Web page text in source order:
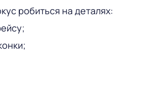
робиться на деталях: